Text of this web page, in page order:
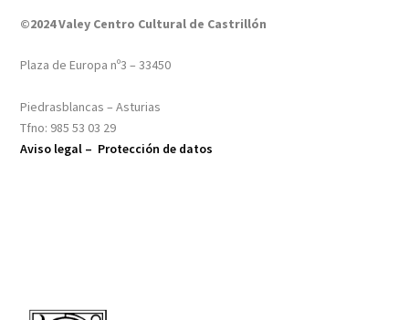
©2024 Valey Centro Cultural de Castrillón
Plaza de Europa nº3 – 33450
Piedrasblancas – Asturias
Tfno: 985 53 03 29
Aviso legal – Protección de datos